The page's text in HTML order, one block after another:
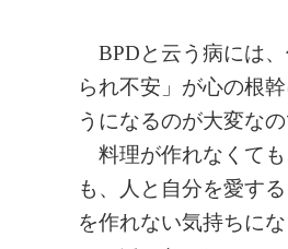
BPDと云う病には、
られ不安」が心の根
うになるのが大変なの
料理が作れなくても
も、人と自分を愛す
を作れない気持ちに